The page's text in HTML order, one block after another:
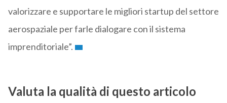
valorizzare e supportare le migliori startup del settore
aerospaziale per farle dialogare con il sistema
imprenditoriale”.
Valuta la qualità di questo articolo